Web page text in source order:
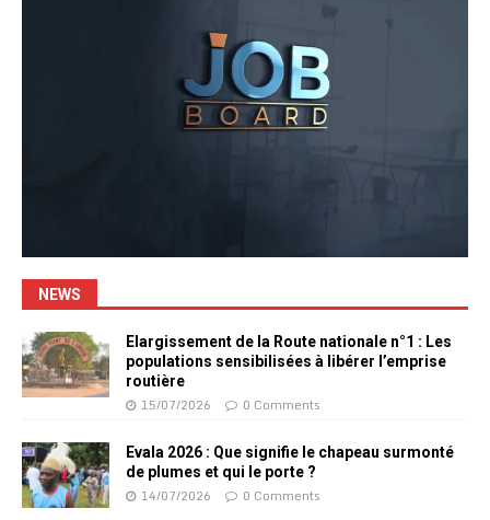
NEWS
Elargissement de la Route nationale n°1 : Les
populations sensibilisées à libérer l’emprise
routière
15/07/2026 0 Comments
Evala 2026 : Que signifie le chapeau surmonté
de plumes et qui le porte ?
14/07/2026 0 Comments